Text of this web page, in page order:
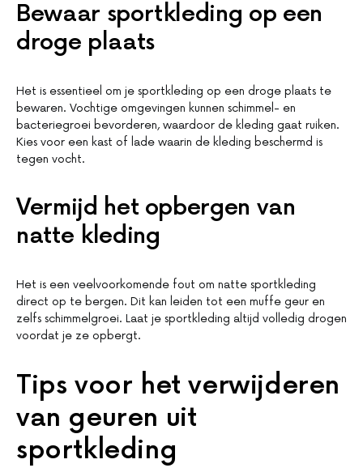
Bewaar sportkleding op een
droge plaats
Het is essentieel om je sportkleding op een droge plaats te
bewaren. Vochtige omgevingen kunnen schimmel- en
bacteriegroei bevorderen, waardoor de kleding gaat ruiken.
Kies voor een kast of lade waarin de kleding beschermd is
tegen vocht.
Vermijd het opbergen van
natte kleding
Het is een veelvoorkomende fout om natte sportkleding
direct op te bergen. Dit kan leiden tot een muffe geur en
zelfs schimmelgroei. Laat je sportkleding altijd volledig drogen
voordat je ze opbergt.
Tips voor het verwijderen
van geuren uit
sportkleding